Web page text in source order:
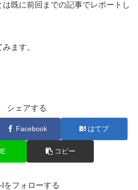
既に前回までの記事でレポートし
ます。
シェアする
Facebook はてブ
コピー
Iをフォローする